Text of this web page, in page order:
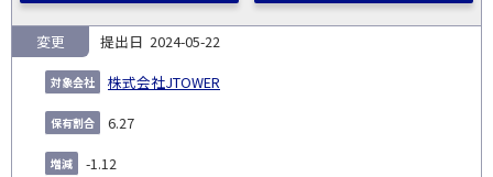
2024-05-22
株式会社JTOWER
変更
6.27
-1.12